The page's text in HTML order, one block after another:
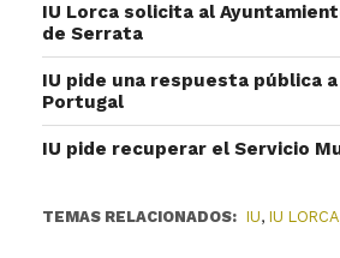
IU Lorca solicita al
de Serrata
IU pide una respuesta pública
Portugal
IU pide recuperar el Servicio
TEMAS RELACIONADOS: IU,IU LORCA